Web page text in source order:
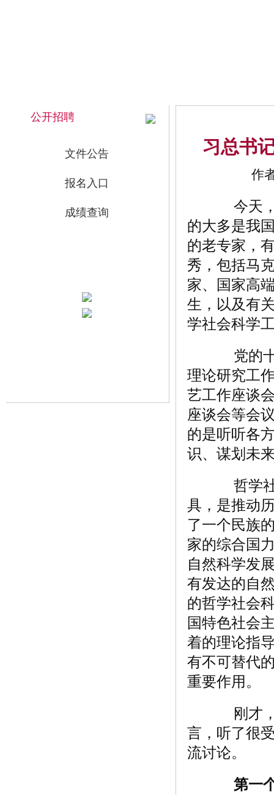
公开招聘
文件公告
报名入口
成绩查询
习总书
作
今天，
的大多是我
的老专家，
秀，包括马
家、国家高
生，以及有
学社会科学
党的十
理论研究工
艺工作座谈
座谈会等会
的是听听各
识、谋划未
哲学社
具，是推动
了一个民族
家的综合国
自然科学发
有发达的自
的哲学社会
国特色社会
着的理论指
有不可替代
重要作用。
刚才，
言，听了很
流讨论。
第一